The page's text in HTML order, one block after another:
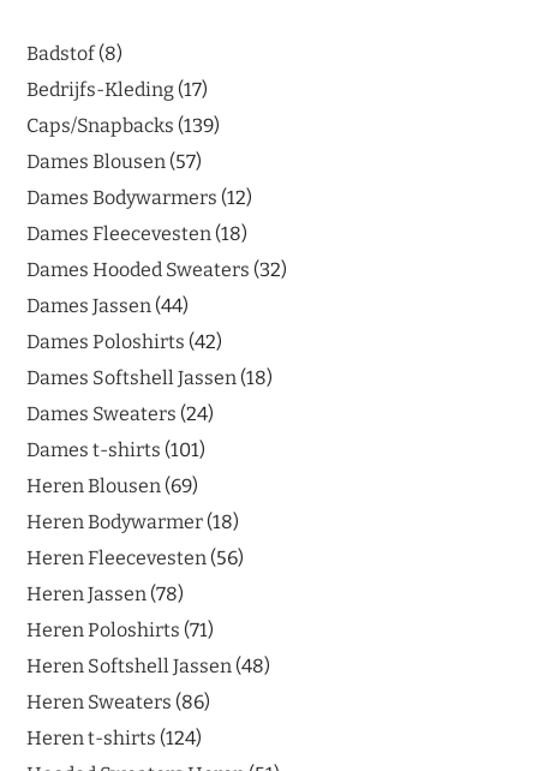
Badstof 8
Bedrijfs-Kleding 17
Caps/Snapbacks 139
Dames Blousen 57
Dames Bodywarmers 12
Dames Fleecevesten 18
Dames Hooded Sweaters 32
Dames Jassen 44
Dames Poloshirts 42
Dames Softshell Jassen 18
Dames Sweaters 24
Dames t-shirts 101
Heren Blousen 69
Heren Bodywarmer 18
Heren Fleecevesten 56
Heren Jassen 78
Heren Poloshirts 71
Heren Softshell Jassen 48
Heren Sweaters 86
Heren t-shirts 124